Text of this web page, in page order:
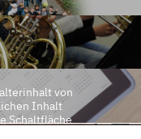
von
Inhalt
Schaltfläche